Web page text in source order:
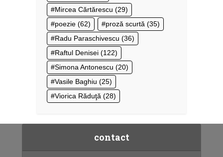
Mircea Cărtărescu (29)
poezie (62) proză scurtă (35)
Radu Paraschivescu (36)
Raftul Denisei (122)
Simona Antonescu (20)
Vasile Baghiu (25)
Viorica Răduţă (28)
contact